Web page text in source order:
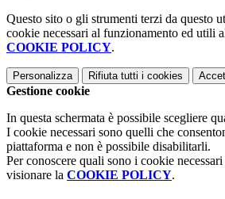
Questo sito o gli strumenti terzi da questo
cookie necessari al funzionamento ed utili
COOKIE POLICY.
Personalizza Rifiuta tutti i cookies
Gestione cookie
In questa schermata è possibile scegliere
I cookie necessari sono quelli che
piattaforma e non è possibile disabilitarli.
Per conoscere quali sono i cookie
visionare la COOKIE POLICY.